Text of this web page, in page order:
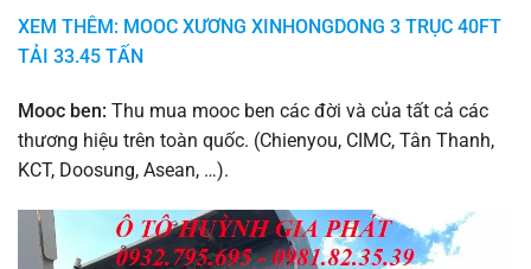
XEM THÊM: MOOC XƯƠNG XINHONGDONG 3 TRỤC 40FT
TẢI 33.45 TẤN
Mooc ben: Thu mua mooc ben các đời và của tất cả các
thương hiệu trên toàn quốc. (Chienyou, CIMC, Tân Thanh,
KCT, Doosung, Asean, …).